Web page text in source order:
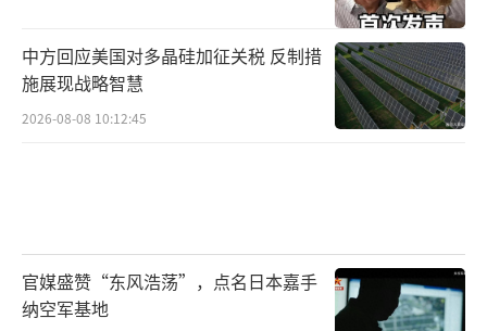
中方回应美国对多晶硅加征关税 反制措
施展现战略智慧
2026-08-08 10:12:45
官媒盛赞“东风浩荡”，点名日本嘉手
纳空军基地